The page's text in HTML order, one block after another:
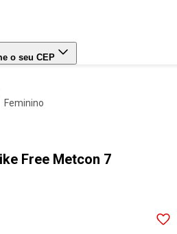
o seu CEP
feminino
Free Metcon 7